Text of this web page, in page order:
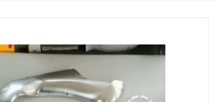
数控精密机加工
机床零件加工